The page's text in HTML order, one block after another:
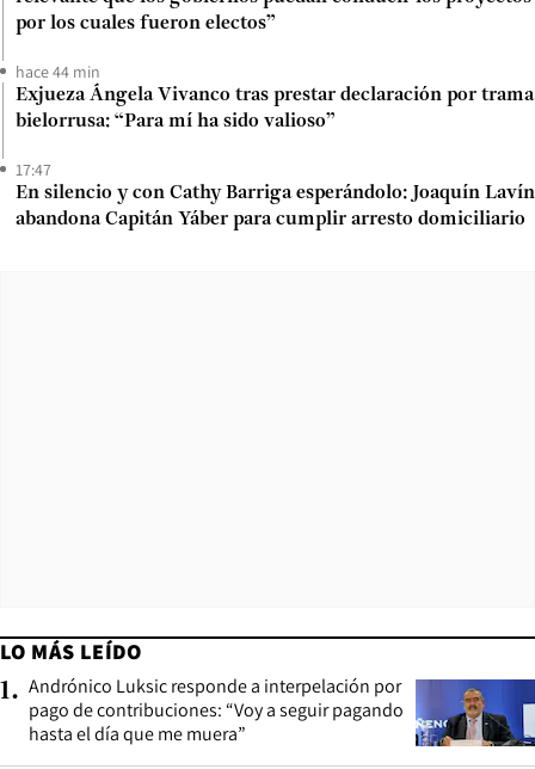
por los cuales fueron electos”
hace 44 min
Exjueza Ángela Vivanco tras prestar declaración por trama
bielorrusa: “Para mí ha sido valioso”
17:47
En silencio y con Cathy Barriga esperándolo: Joaquín Lavín
abandona Capitán Yáber para cumplir arresto domiciliario
LO MÁS LEÍDO
1. Andrónico Luksic responde a interpelación por
pago de contribuciones: “Voy a seguir pagando
hasta el día que me muera”